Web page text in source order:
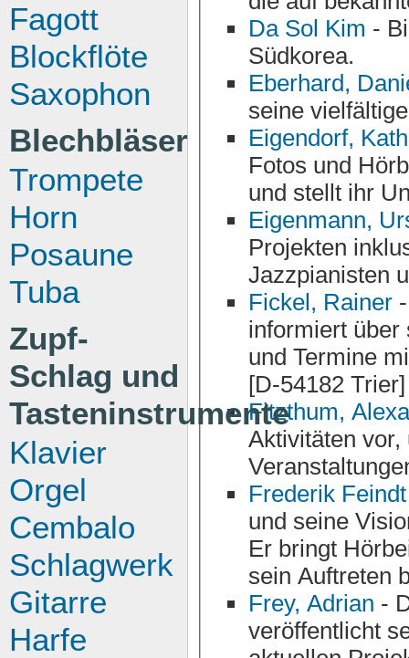
Da Sol Kim -
Südkorea.
Eberhard,
seine
Eigendorf,
Fotos und Hörbeispiele zu ihren musikalischen Projekten
Eigenmann,
Projekten inklusive Biographie des
Jazzpianisten
Fickel, Rainer-
informiert über
und Termine mit Fotogalerie, Links und
[D-54182 Trier]
Fitzthum,
Aktivitäten vor, und empfiehlt sich für verschiedenste
Frederik Feindt
und seine Vision von der perfekten Hintergrundmusik vor.
Er bringt Hörbeispiele seines Spiels
sein Auftreten
Frey, Adrian -
veröffentlicht seine Discografie und informiert über seine
Fagott
Blockflöte
Saxophon
Blechbläser
Trompete
Horn
Posaune
Tuba
Zupf-
Schlag und
Tasteninstrumente
Klavier
Orgel
Cembalo
Schlagwerk
Gitarre
Harfe